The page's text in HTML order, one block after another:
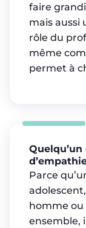
faire
mais aussi
rôle du
même
permet à
Parce
homme
ensemble,